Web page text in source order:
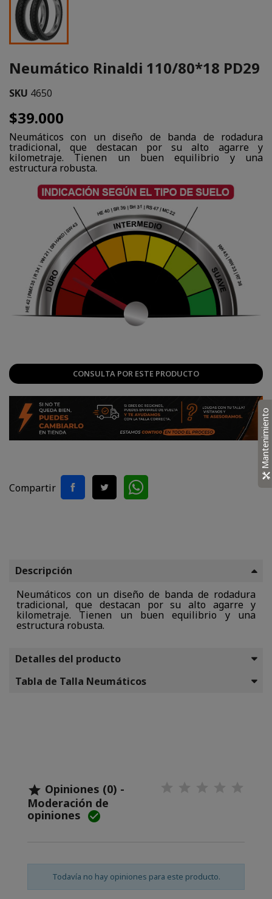
Neumático Rinaldi 110/80*18 PD29
SKU 4650
$39.000
Neumáticos con un diseño de banda de rodadura
tradicional, que destacan por su alto agarre y
kilometraje. Tienen un buen equilibrio y una
estructura robusta.
CONSULTA POR ESTE PRODUCTO
Compartir
Descripción
Neumáticos con un diseño de banda de rodadura
tradicional, que destacan por su alto agarre y
kilometraje. Tienen un buen equilibrio y una
estructura robusta.
Detalles del producto
Tabla de Talla Neumáticos
 Opiniones (0) -
Moderación de
opiniones 
Todavía no hay opiniones para este producto.
Mantenimiento